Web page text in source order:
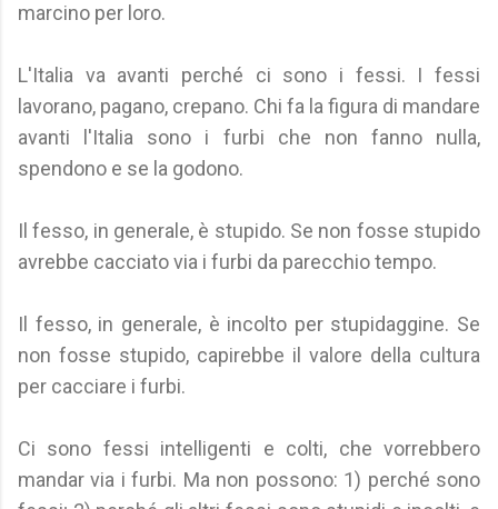
marcino per loro.
L'Italia va avanti perché ci sono i fessi. I fessi
lavorano, pagano, crepano. Chi fa la figura di mandare
avanti l'Italia sono i furbi che non fanno nulla,
spendono e se la godono.
Il fesso, in generale, è stupido. Se non fosse stupido
avrebbe cacciato via i furbi da parecchio tempo.
Il fesso, in generale, è incolto per stupidaggine. Se
non fosse stupido, capirebbe il valore della cultura
per cacciare i furbi.
Ci sono fessi intelligenti e colti, che vorrebbero
mandar via i furbi. Ma non possono: 1) perché sono